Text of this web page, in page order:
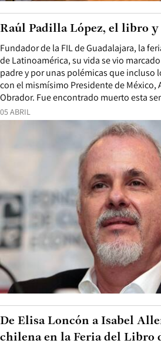
05 ABRIL
Fundador de la FIL de Guadalajara, la
de Latinoamérica, su vida se vio
padre y por unas polémicas que incluso
con el mismísimo Presidente de México,
Obrador. Fue encontrado muerto esta
Raúl Padilla López, el libro
De Elisa Loncón a Isabel
chilena en la Feria del Libro